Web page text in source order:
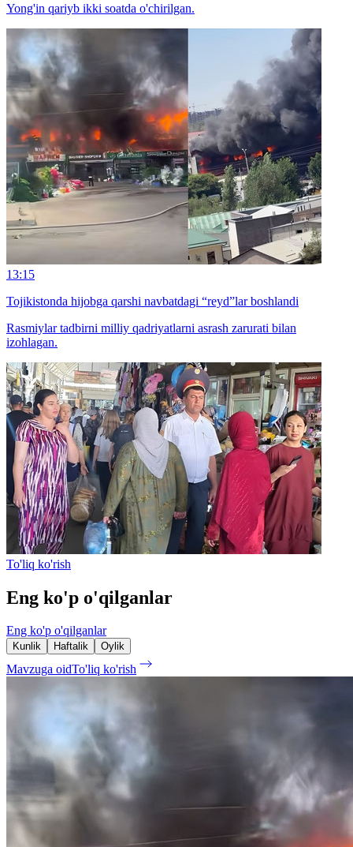
Yong'in qariyb ikki soatda o'chirilgan.
13:15
Tojikistonda hijobga qarshi navbatdagi “reyd”lar boshlandi
Rasmiylar tadbirni milliy qadriyatlarni asrash zarurati bilan
izohlagan.
To'liq ko'rish
Eng ko'p o'qilganlar
Eng ko'p o'qilganlar
Kunlik Haftalik Oylik
Mavzuga oidTo'liq ko'rish